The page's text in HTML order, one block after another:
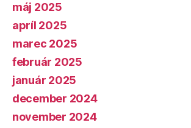
máj 2025
apríl 2025
marec 2025
február 2025
január 2025
december 2024
november 2024